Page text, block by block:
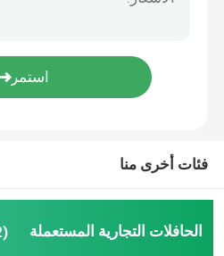
تويوتا باص مستعمل
الشاحنات المتوسطة المستخدمة
فئات أخرى منا
الحافلات التجارية المستعملة (32)